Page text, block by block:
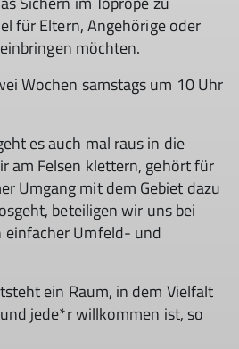
für Eltern, Angehörige oder
möchten.
Wochen samstags um 10 Uhr
es auch mal raus in die
am Felsen klettern, gehört für
Umgang mit dem Gebiet dazu
beteiligen wir uns bei
einfacher Umfeld- und
ein Raum, in dem Vielfalt
jede*r willkommen ist, so